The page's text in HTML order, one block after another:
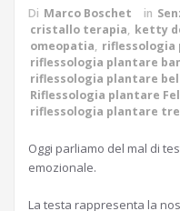
Di Marco Boschet in
cristallo terapia, ketty
omeopatia, riflessologia
riflessologia plantare
riflessologia plantare
Riflessologia plantare
riflessologia plantare
Oggi parliamo del mal di
emozionale.
La testa rappresenta la